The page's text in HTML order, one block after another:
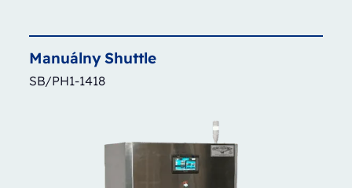
ManuálnyShuttle
SB/PH1-1418